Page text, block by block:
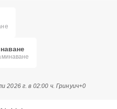
2026 г. в 02:00 ч. Гринуич+0